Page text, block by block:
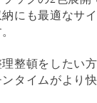
納にも最適なサ
整頓をしたい
タイムがより